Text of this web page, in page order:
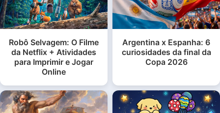
Robô Selvagem: O Filme
da Netflix + Atividades
para Imprimir e Jogar
Online
Argentina x Espanha: 6
curiosidades da final da
Copa 2026